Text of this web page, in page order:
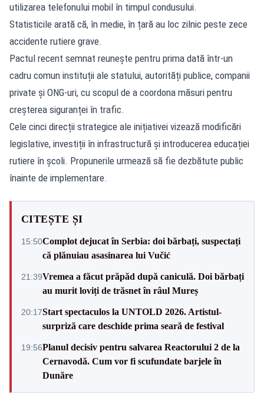
utilizarea telefonului mobil în timpul condusului.
Statisticile arată că, în medie, în țară au loc zilnic peste zece
accidente rutiere grave.
Pactul recent semnat reunește pentru prima dată într-un
cadru comun instituții ale statului, autorități publice, companii
private și ONG-uri, cu scopul de a coordona măsuri pentru
creșterea siguranței în trafic.
Cele cinci direcții strategice ale inițiativei vizează modificări
legislative, investiții în infrastructură și introducerea educației
rutiere în școli. Propunerile urmează să fie dezbătute public
înainte de implementare.
CITEȘTE ȘI
15:50Complot dejucat în Serbia: doi bărbați, suspectați
că plănuiau asasinarea lui Vučić
21:39Vremea a făcut prăpăd după caniculă. Doi bărbați
au murit loviți de trăsnet în râul Mureș
20:17Start spectaculos la UNTOLD 2026. Artistul-
surpriză care deschide prima seară de festival
19:56Planul decisiv pentru salvarea Reactorului 2 de la
Cernavodă. Cum vor fi scufundate barjele în
Dunăre